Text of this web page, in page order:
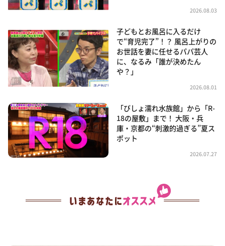
2026.08.03
子どもとお風呂に入るだけ
で“育児完了”！？ 風呂上がりの
お世話を妻に任せるパパ芸人
に、なるみ「誰が決めたん
や？」
2026.08.01
「びしょ濡れ水族館」から「R-
18の屋敷」まで！ 大阪・兵
庫・京都の“刺激的過ぎる”夏ス
ポット
2026.07.27